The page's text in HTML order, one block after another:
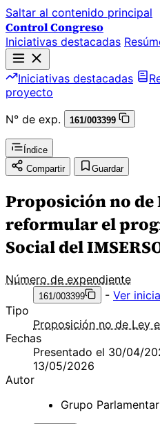
Saltar al contenido principal
Control Congreso
Iniciativas destacadas
Iniciativas destacadas
proyecto
N° de exp.
161/003399
Índice
Compartir
Guardar
Proposición no de
reformular el
Social del
Número de expendiente
161/003399 - Ver
Tipo
Proposición no de Ley
Fechas
Presentado el 30/04/
13/05/2026
Autor
Grupo